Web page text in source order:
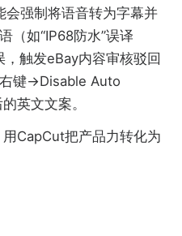
强制将语音转为字幕并
（如“IP68防水”误译
触发eBay内容审核驳回
键→Disable Auto
英文文案。
CapCut把产品力转化为